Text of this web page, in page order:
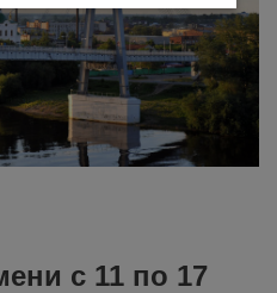
с 11 по 17